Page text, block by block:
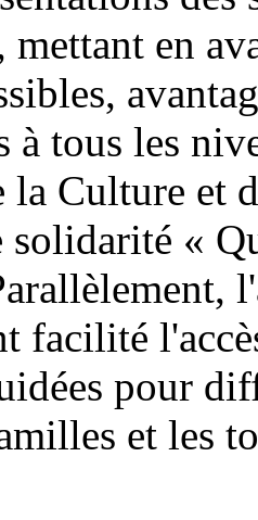
mettant en
à tous les
la Culture et
solidarité «
facilité
pour
et les